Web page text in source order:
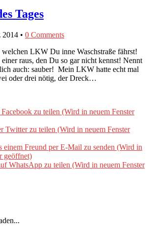
Tages
2014 • 0 Comments
LKW Du inne Waschstraße fährst!
raus, den Du so gar nicht kennst! Nennt
auch: sauber! Mein LKW hatte echt mal
oder drei nötig, der Dreck…
zu teilen (Wird in neuem Fenster
Twitter zu teilen (Wird in neuem Fenster
einem Freund per E-Mail zu senden (Wird in
geöffnet)
WhatsApp zu teilen (Wird in neuem Fenster